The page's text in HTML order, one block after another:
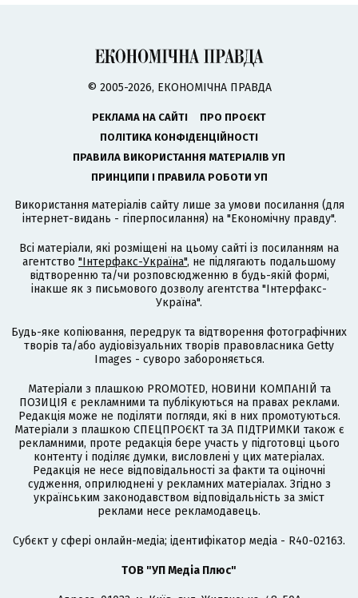
© 2005-2026, ЕКОНОМІЧНА ПРАВДА
РЕКЛАМА НА САЙТІ
ПРО ПРОЄКТ
ПОЛІТИКА КОНФІДЕНЦІЙНОСТІ
ПРАВИЛА ВИКОРИСТАННЯ МАТЕРІАЛІВ УП
ПРИНЦИПИ І ПРАВИЛА РОБОТИ УП
Використання матеріалів сайту лише за умови посилання (для
інтернет-видань - гіперпосилання) на "Економічну правду".
Всі матеріали, які розміщені на цьому сайті із посиланням на
агентство "Інтерфакс-Україна", не підлягають подальшому
відтворенню та/чи розповсюдженню в будь-якій формі,
інакше як з письмового дозволу агентства "Інтерфакс-
Україна".
Будь-яке копіювання, передрук та відтворення фотографічних
творів та/або аудіовізуальних творів правовласника Getty
Images - суворо забороняється.
Матеріали з плашкою PROMOTED, НОВИНИ КОМПАНІЙ та
ПОЗИЦІЯ є рекламними та публікуються на правах реклами.
Редакція може не поділяти погляди, які в них промотуються.
Матеріали з плашкою СПЕЦПРОЄКТ та ЗА ПІДТРИМКИ також є
рекламними, проте редакція бере участь у підготовці цього
контенту і поділяє думки, висловлені у цих матеріалах.
Редакція не несе відповідальності за факти та оціночні
судження, оприлюднені у рекламних матеріалах. Згідно з
українським законодавством відповідальність за зміст
реклами несе рекламодавець.
Cубєкт у сфері онлайн-медіа; ідентифікатор медіа - R40-02163.
ТОВ "УП Медіа Плюс"